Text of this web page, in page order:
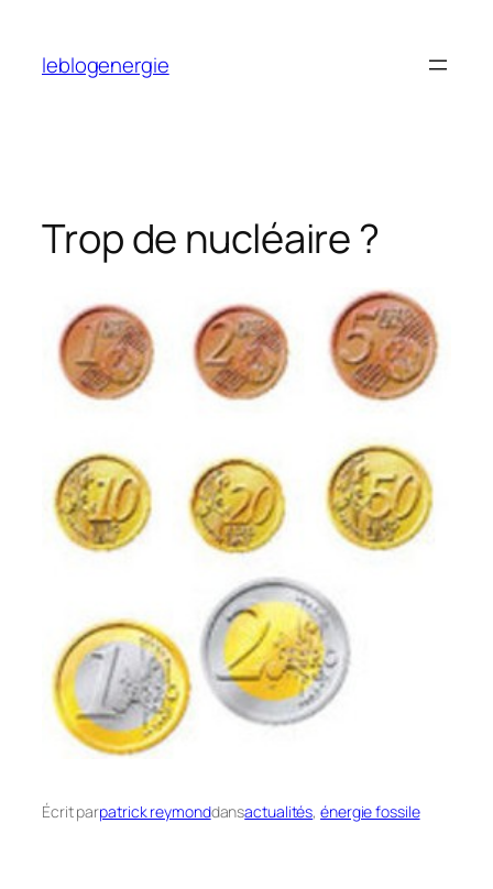
contenu
leblogenergie
Trop de nucléaire ?
Écrit parpatrick reymonddansactualités, énergie fossile